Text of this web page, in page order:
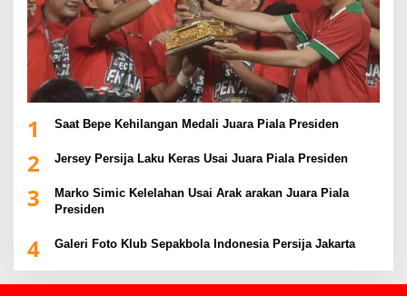
1 Saat Bepe Kehilangan Medali Juara Piala Presiden
2 Jersey Persija Laku Keras Usai Juara Piala Presiden
3
Marko Simic Kelelahan Usai Arak arakan Juara Piala
Presiden
4 Galeri Foto Klub Sepakbola Indonesia Persija Jakarta